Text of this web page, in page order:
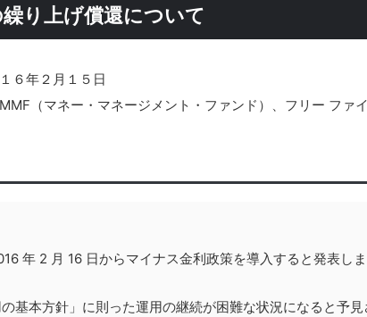
り上げ償還について
６年２月１５日
（マネー・マネージメント・ファンド）、フリー ファ
年 2 月 16 日からマイナス金利政策を導入すると発表し
基本方針」に則った運用の継続が困難な状況になると予